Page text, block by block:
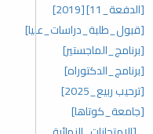
[الدفعة_11]
[2019]
[قبول_طلبة_دراسات_عليا]
[برنامج_الماجستير]
[برنامج_الدكتوراه]
[ترحيب ربيع_2025]
[جامعة_كوتاها]